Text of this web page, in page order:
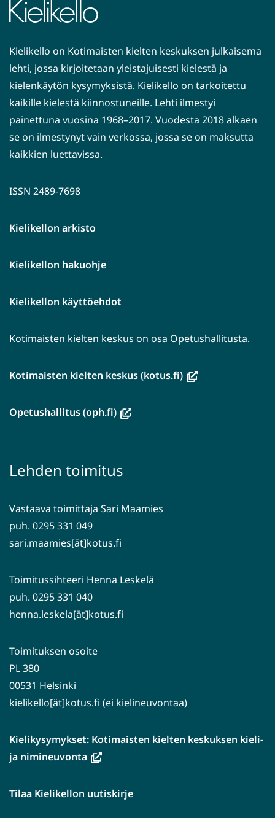
Kielikello on Kotimaisten kielten keskuksen julkaisema
lehti, jossa kirjoitetaan yleistajuisesti kielestä ja
kielenkäytön kysymyksistä. Kielikello on tarkoitettu
kaikille kielestä kiinnostuneille. Lehti ilmestyi
painettuna vuosina 1968–2017. Vuodesta 2018 alkaen
se on ilmestynyt vain verkossa, jossa se on maksutta
kaikkien luettavissa.
ISSN 2489-7698
Kielikellon arkisto
Kielikellon hakuohje
Kielikellon käyttöehdot
Kotimaisten kielten keskus on osa Opetushallitusta.
Kotimaisten kielten keskus (kotus.fi)(avautuu
Opetushallitus (oph.fi)(avautuu
toiseen
Lehden toimitus
Vastaava toimittaja Sari Maamies
puh. 0295 331 049
sari.maamies[ät]kotus.fi
Toimitussihteeri Henna Leskelä
puh. 0295 331 040
henna.leskela[ät]kotus.fi
Toimituksen osoite
PL 380
00531 Helsinki
kielikello[ät]kotus.fi (ei kielineuvontaa)
Kielikysymykset: Kotimaisten kielten keskuksen kieli-
ja nimineuvonta(avautuu
ikkunaan,
Tilaa Kielikellon uutiskirje